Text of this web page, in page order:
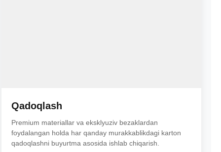
Qadoqlash
Premium materiallar va eksklyuziv bezaklardan
foydalangan holda har qanday murakkablikdagi karton
qadoqlashni buyurtma asosida ishlab chiqarish.